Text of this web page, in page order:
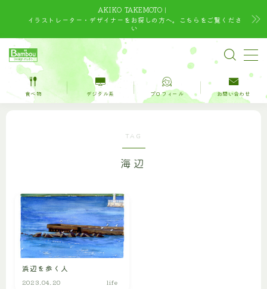
AKIKO TAKEMOTO｜
イラストレーター・デザイナーをお探しの方へ。こちらをご覧くださ
い
MENU
TOP
デジタルイラスト
デザイン
プロフィール
食べ物 デジタル系 プロフィール お問い合わせ
TAG
海辺
浜辺を歩く人
2023.04.20 life